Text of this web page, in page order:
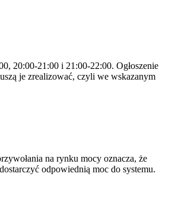
20:00-21:00 i 21:00-22:00. Ogłoszenie
je zrealizować, czyli we wskazanym
na rynku mocy oznacza, że
odpowiednią moc do systemu.